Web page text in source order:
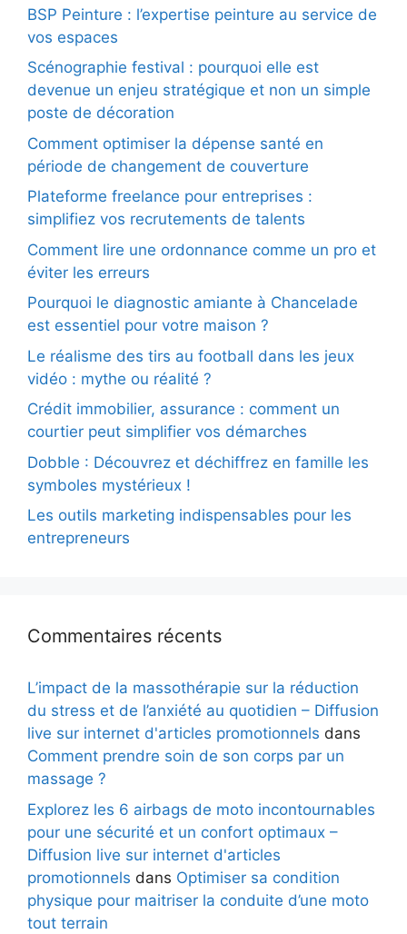
BSP Peinture : l’expertise peinture au service de
vos espaces
Scénographie festival : pourquoi elle est
devenue un enjeu stratégique et non un simple
poste de décoration
Comment optimiser la dépense santé en
période de changement de couverture
Plateforme freelance pour entreprises :
simplifiez vos recrutements de talents
Comment lire une ordonnance comme un pro et
éviter les erreurs
Pourquoi le diagnostic amiante à Chancelade
est essentiel pour votre maison ?
Le réalisme des tirs au football dans les jeux
vidéo : mythe ou réalité ?
Crédit immobilier, assurance : comment un
courtier peut simplifier vos démarches
Dobble : Découvrez et déchiffrez en famille les
symboles mystérieux !
Les outils marketing indispensables pour les
entrepreneurs
Commentaires récents
L’impact de la massothérapie sur la réduction
du stress et de l’anxiété au quotidien – Diffusion
live sur internet d'articles promotionnels dans
Comment prendre soin de son corps par un
massage ?
Explorez les 6 airbags de moto incontournables
pour une sécurité et un confort optimaux –
Diffusion live sur internet d'articles
promotionnels dans Optimiser sa condition
physique pour maitriser la conduite d’une moto
tout terrain